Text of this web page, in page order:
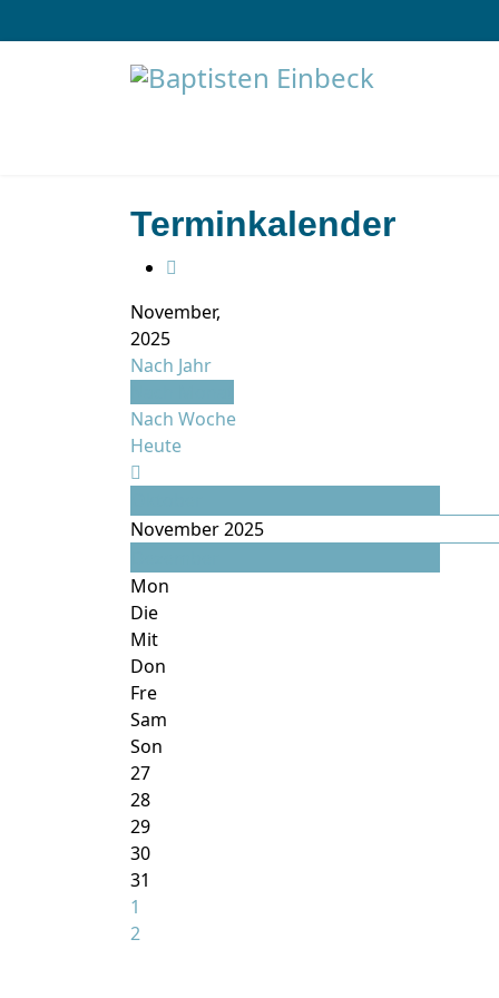
Terminkalender
November,
2025
Nach Jahr
Nach Woche
Heute
November 2025
Mon
Die
Mit
Don
Fre
Sam
Son
27
28
29
30
31
1
2